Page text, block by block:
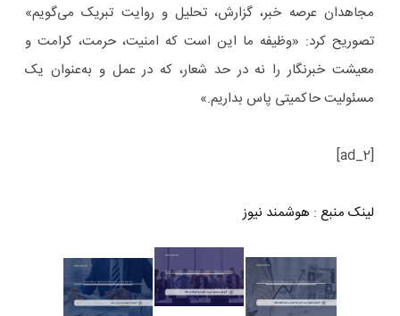
مجاهدان عرصه خبر، گزارش، تحلیل و روایت تبریک می‌گویم»
تصوریح کرد: «وظیفه ما این است که امنیت، حرمت، کرامت و
معیشت خبرنگار را نه در حد شعار، که در عمل و به‌عنوان یک
مسئولیت حاکمیتی پاس بداریم.»
[ad_2]
لینک منبع : هوشمند نیوز